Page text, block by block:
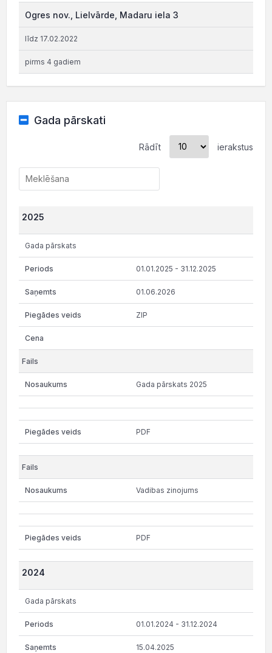
Ogres nov., Lielvārde, Madaru iela 3
līdz 17.02.2022
pirms 4 gadiem
Gada pārskati
Rādīt ierakstus
2025
Gada pārskats
01.01.2025 - 31.12.2025
01.06.2026
ZIP
Gada pārskats 2025
PDF
Vadibas zinojums
PDF
2024
Gada pārskats
01.01.2024 - 31.12.2024
15.04.2025